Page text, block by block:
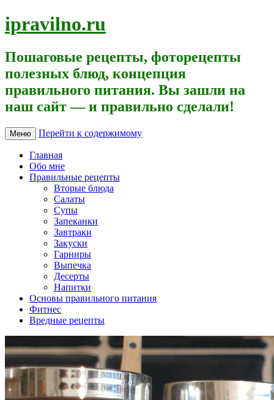
ipravilno.ru
Пошаговые рецепты, фоторецепты
полезных блюд, концепция
правильного питания. Вы зашли на
наш сайт — и правильно сделали!
Меню Перейти к содержимому
Главная
Обо мне
Правильные рецепты
Вторые блюда
Салаты
Супы
Запеканки
Завтраки
Закуски
Гарниры
Выпечка
Десерты
Напитки
Основы правильного питания
Фитнес
Вредные рецепты